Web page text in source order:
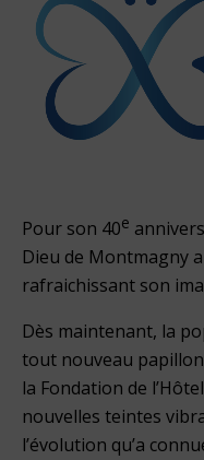
Pour son 40e
Dieu de Montmagny
rafraichissant son
Dès maintenant, la
tout nouveau
la Fondation de
nouvelles teintes
l’évolution qu’a